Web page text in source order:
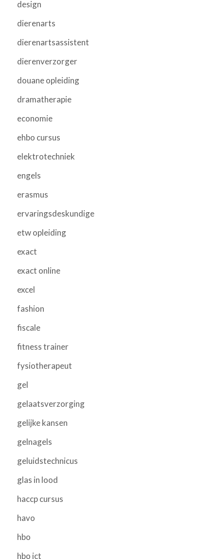
design
dierenarts
dierenartsassistent
dierenverzorger
douane opleiding
dramatherapie
economie
ehbo cursus
elektrotechniek
engels
erasmus
ervaringsdeskundige
etw opleiding
exact
exact online
excel
fashion
fiscale
fitness trainer
fysiotherapeut
gel
gelaatsverzorging
gelijke kansen
gelnagels
geluidstechnicus
glas in lood
haccp cursus
havo
hbo
hbo ict